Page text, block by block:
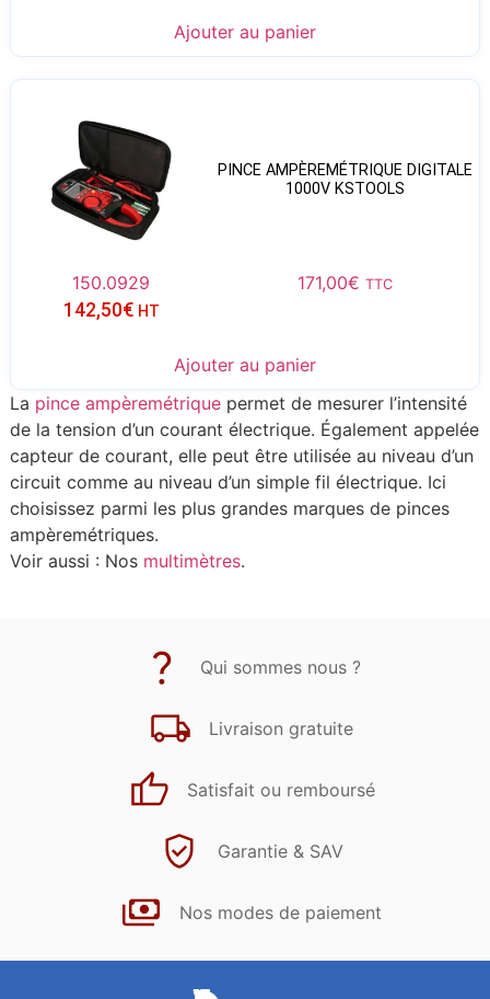
Ajouter au panier
PINCE AMPÈREMÉTRIQUE DIGITALE
1000V KSTOOLS
150.0929 171,00€ TTC
142,50€ HT
Ajouter au panier
La pince ampèremétriquepermet de mesurer l’intensité
de la tension d’un courant électrique. Également appelée
capteur de courant, elle peut être utilisée au niveau d’un
circuit comme au niveau d’un simple fil électrique. Ici
choisissez parmi les plus grandes marques de pinces
ampèremétriques.
Voir aussi : Nos multimètres.
Qui sommes nous ?
Livraison gratuite
Satisfait ou remboursé
Garantie & SAV
Nos modes de paiement